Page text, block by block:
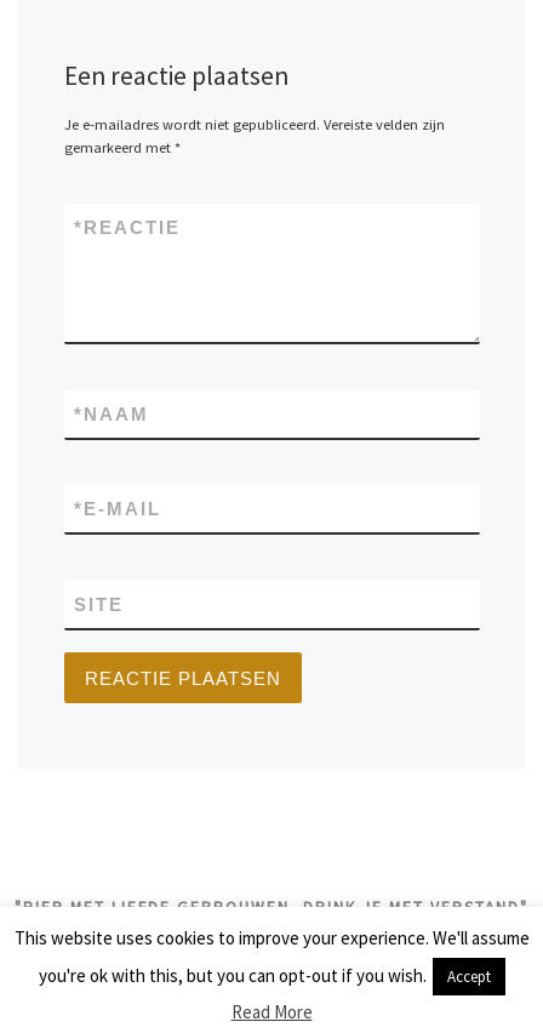
Een reactie plaatsen
Je e-mailadres wordt niet gepubliceerd. Vereiste velden zijn
gemarkeerd met *
REACTIE
*
NAAM
*
E-MAIL
*
SITE
"BIER MET LIEFDE GEBROUWEN, DRINK JE MET VERSTAND"
© 2026biercolumns– Alle rechten voorbehouden
– Ontworpen met de Customizr thema
This website uses cookies to improve your experience. We'll assume
you're ok with this, but you can opt-out if you wish.
Accept
Read More